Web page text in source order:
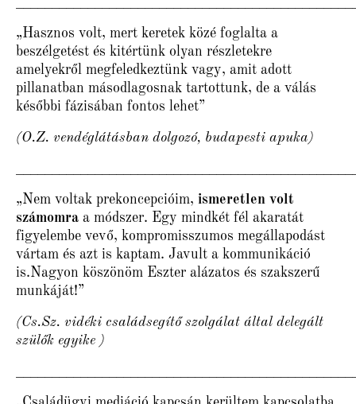
„Hasznos volt, mert keretek közé foglalta a
beszélgetést és kitértünk olyan részletekre
amelyekről megfeledkeztünk vagy, amit adott
pillanatban másodlagosnak tartottunk, de a válás
későbbi fázisában fontos lehet”
(O.Z. vendéglátásban dolgozó, budapesti apuka)
„Nem voltak prekoncepcióim, ismeretlen volt
számomra a módszer. Egy mindkét fél akaratát
figyelembe vevő, kompromisszumos megállapodást
vártam és azt is kaptam. Javult a kommunikáció
is.Nagyon köszönöm Eszter alázatos és szakszerű
munkáját!”
(Cs.Sz. vidéki családsegítő szolgálat által delegált
szülők egyike )